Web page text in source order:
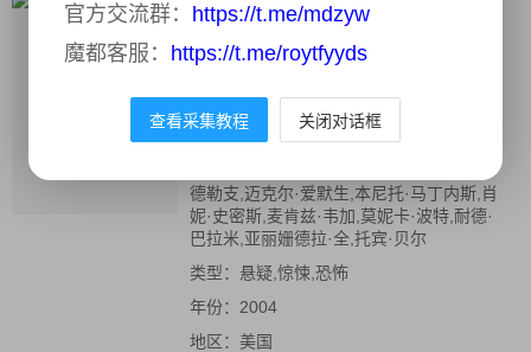
电锯惊魂
正片
又名：恐惧斗室(港),夺魂锯(台),你死我活,
导演：温子仁
主演：雷·沃纳尔,加利·艾尔维斯,丹尼·格洛
德勒支,迈克尔·爱默生,本尼托·马丁内斯,肖
妮·史密斯,麦肯兹·韦加,莫妮卡·波特,耐德·
巴拉米,亚丽姗德拉·全,托宾·贝尔
类型： 悬疑,惊悚,恐怖
年份： 2004
地区： 美国
官方交流群： https://t.me/mdzyw
魔都客服： https://t.me/roytfyyds
查看采集教程 关闭对话框